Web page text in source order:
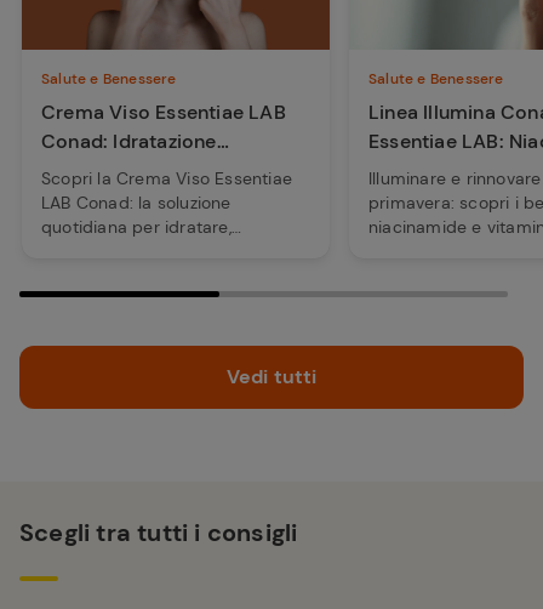
Salute e Benessere
Crema Viso Essentiae LAB
Conad: Idratazione
Quotidiana
Scopri la Crema Viso Essentiae
LAB Conad: la soluzione
quotidiana per idratare,
Salute e Benessere
Linea Illumina
Essentiae LAB:
e Vitamine E+C
Illuminare e
primavera: scopri i
niacinamide e
Vedi tutti
Scegli tra tutti i consigli